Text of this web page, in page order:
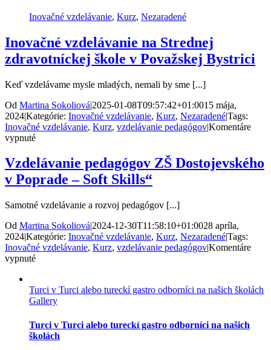
v
Nových
Zámkoch
Inovačné vzdelávanie, Kurz, Nezaradené
Inovačné vzdelávanie na Strednej
zdravotníckej škole v Považskej Bystrici
Keď vzdelávame mysle mladých, nemali by sme [...]
Od Martina Sokoliová|2025-01-08T09:57:42+01:0015 mája,
2024|Kategórie: Inovačné vzdelávanie, Kurz, Nezaradené|Tags:
Inovačné vzdelávanie, Kurz, vzdelávanie pedagógov|Komentáre
vypnuténa
vzdelávanie
na
Strednej
škole
Považskej
Bystrici
Vzdelávanie pedagógov ZŠ Dostojevského
v Poprade – Soft Skills“
Samotné vzdelávanie a rozvoj pedagógov [...]
Od Martina Sokoliová|2024-12-30T11:58:10+01:0028 apríla,
2024|Kategórie: Inovačné vzdelávanie, Kurz, Nezaradené|Tags:
Inovačné vzdelávanie, Kurz, vzdelávanie pedagógov|Komentáre
vypnuténa
ZŠ
Dostojevského
Poprade
–
Turci v Turci alebo tureckí gastro odborníci na našich školách
Gallery
Turci v Turci alebo tureckí gastro odborníci na našich
školách